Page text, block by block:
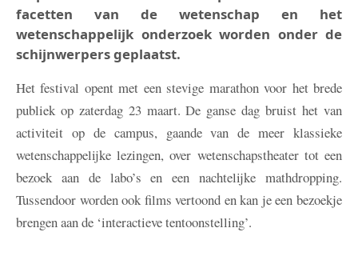
facetten van de wetenschap en het
wetenschappelijk onderzoek worden onder de
schijnwerpers geplaatst.
Het festival opent met een stevige marathon voor het brede
publiek op zaterdag 23 maart. De ganse dag bruist het van
activiteit op de campus, gaande van de meer klassieke
wetenschappelijke lezingen, over wetenschapstheater tot een
bezoek aan de labo’s en een nachtelijke mathdropping.
Tussendoor worden ook films vertoond en kan je een bezoekje
brengen aan de ‘interactieve tentoonstelling’.